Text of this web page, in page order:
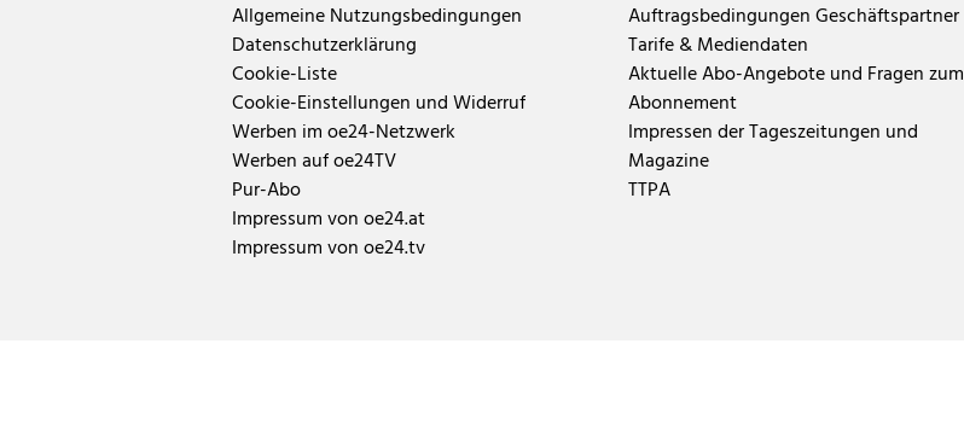
Allgemeine Nutzungsbedingungen
Datenschutzerklärung
Cookie-Liste
Cookie-Einstellungen und Widerruf
Werben im oe24-Netzwerk
Werben auf oe24TV
Pur-Abo
Impressum von oe24.at
Impressum von oe24.tv
Auftragsbedingungen Geschäftspartner
Tarife & Mediendaten
Aktuelle Abo-Angebote und Fragen zum
Abonnement
Impressen der Tageszeitungen und
Magazine
TTPA